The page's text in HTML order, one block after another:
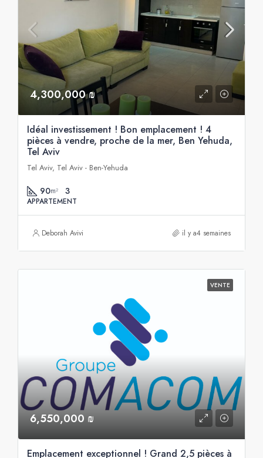
4,300,000 ₪
Idéal investissement ! Bon emplacement ! 4
pièces à vendre, proche de la mer, Ben Yehuda,
Tel Aviv
Tel Aviv, Tel Aviv - Ben-Yehuda
90m² 3
APPARTEMENT
Deborah Avivi il y a4 semaines
VENTE
6,550,000 ₪
Emplacement exceptionnel ! Grand 2,5 pièces à